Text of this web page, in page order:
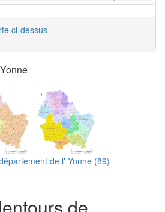
ci-dessus
de l' Yonne (89)
de